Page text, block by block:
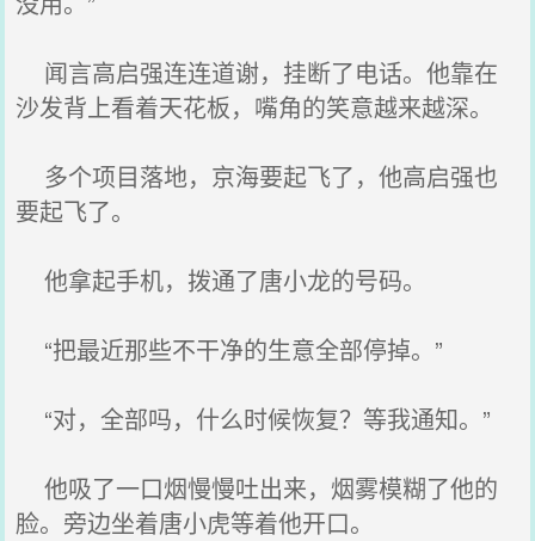
闻言高启强连连道谢，挂断了电话。他靠在
沙发背上看着天花板，嘴角的笑意越来越深。
多个项目落地，京海要起飞了，他高启强也
要起飞了。
他拿起手机，拨通了唐小龙的号码。
“把最近那些不干净的生意全部停掉。”
“对，全部吗，什么时候恢复？等我通知。”
他吸了一口烟慢慢吐出来，烟雾模糊了他的
脸。旁边坐着唐小虎等着他开口。